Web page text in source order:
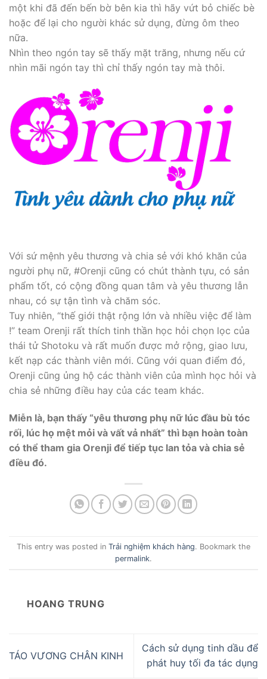
một khi đã đến bến bờ bên kia thì hãy vứt bỏ chiếc bè
hoặc để lại cho người khác sử dụng, đừng ôm theo
nữa.
Nhìn theo ngón tay sẽ thấy mặt trăng, nhưng nếu cứ
nhìn mãi ngón tay thì chỉ thấy ngón tay mà thôi.
Với sứ mệnh yêu thương và chia sẻ với khó khăn của
người phụ nữ, #Orenji cũng có chút thành tựu, có sản
phẩm tốt, có cộng đồng quan tâm và yêu thương lẫn
nhau, có sự tận tình và chăm sóc.
Tuy nhiên, “thế giới thật rộng lớn và nhiều việc để làm
!” team Orenji rất thích tinh thần học hỏi chọn lọc của
thái tử Shotoku và rất muốn được mở rộng, giao lưu,
kết nạp các thành viên mới. Cũng với quan điểm đó,
Orenji cũng ủng hộ các thành viên của mình học hỏi và
chia sẻ những điều hay của các team khác.
Miễn là, bạn thấy “yêu thương phụ nữ lúc đầu bù tóc
rối, lúc họ mệt mỏi và vất vả nhất” thì bạn hoàn toàn
có thể tham gia Orenji để tiếp tục lan tỏa và chia sẻ
điều đó.
This entry was posted in Trải nghiệm khách hàng. Bookmark the
permalink.
HOANG TRUNG
TÁO VƯƠNG CHÂN KINH
Cách sử dụng tinh dầu để
phát huy tối đa tác dụng